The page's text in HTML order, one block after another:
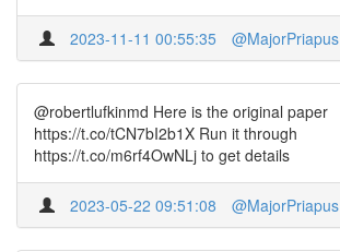
2023-11-11 00:55:35 @MajorPriapus
@robertlufkinmd Here is the original paper
https://t.co/tCN7bI2b1X Run it through
https://t.co/m6rf4OwNLj to get details
2023-05-22 09:51:08 @MajorPriapus